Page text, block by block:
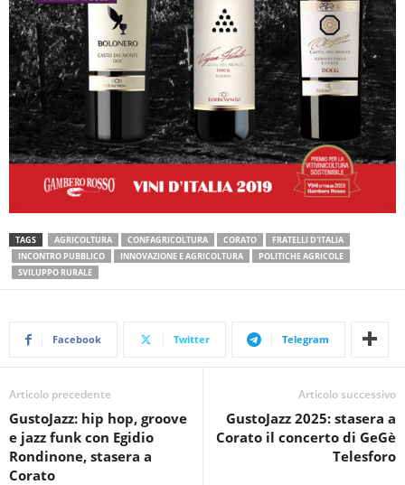
TAGS AGRICOLTURA CONFAGRICOLTURA CORATO
FRATELLI D'ITALIA
INCONTRO PUBBLICO
INNOVAZIONE E AGRICOLTURA
POLITICHE AGRICOLE
SVILUPPO RURALE
Facebook Twitter Telegram
Articolo precedente
GustoJazz: hip hop, groove
e jazz funk con Egidio
Rondinone, stasera a
Corato
Articolo successivo
GustoJazz 2025: stasera a
Corato il concerto di GeGè
Telesforo